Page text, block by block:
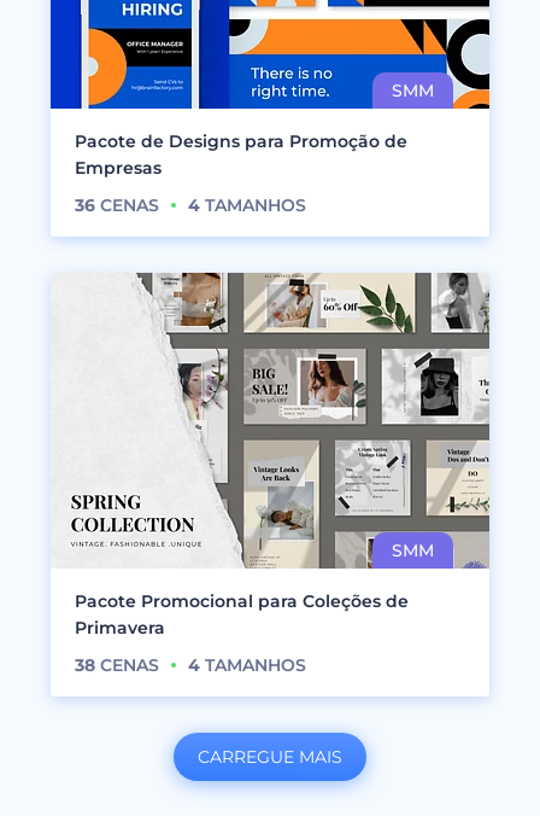
Pacote de Designs para Promoção de
Empresas
36 CENAS 4 TAMANHOS
Pacote Promocional para Coleções de
Primavera
38 CENAS 4 TAMANHOS
CARREGUE MAIS